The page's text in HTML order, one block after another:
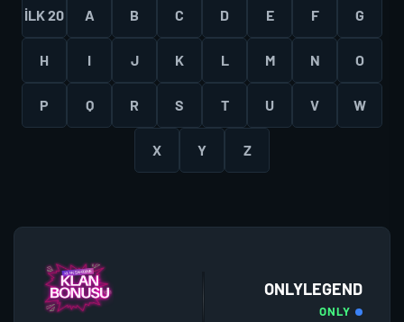
İLK 20 A B C D E F G
H I J K L M N O
P Q R S T U V W
X Y Z
ONLYLEGEND
ONLY